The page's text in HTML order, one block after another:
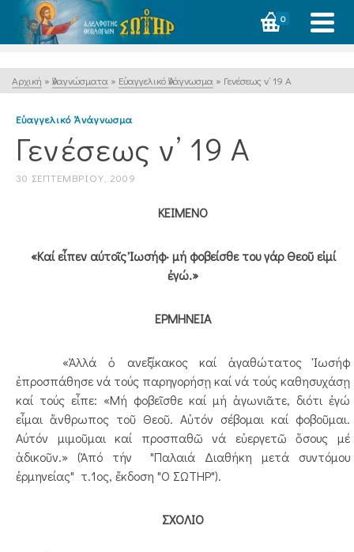
0
Αρχική » Ἀναγνώσματα » Εὐαγγελικό Ἀνάγνωσμα » Γενέσεως ν’ 19 Α
Εὐαγγελικό Ἀνάγνωσμα
Γενέσεως ν’ 19 Α
30 ΣΕΠΤΕΜΒΡΊΟΥ, 2009
ΚΕΙΜΕΝΟ
«Καί εἶπεν αύτοῖς Ἰωσήφ· μή φοβείσθε του γάρ Θεοῦ εἰμί
ἐγώ.»
ΕΡΜΗΝΕΙΑ
«Ἀλλά ὁ ανεξίκακος καί ἀγαθώτατος Ἰωσήφ
ἐπροσπάθησε νά τούς παρηγορήσῃ καί νά τούς καθησυχάσῃ
καί τούς εἶπε: «Μή φοβεῖσθε καί μή ἀγωνιᾶτε, διότι ἐγώ
εἶμαι ἄνθρωπος τοῦ Θεοῦ. Αὐτόν σέβομαι καί φοβοῦμαι.
Αύτόν μιμοῦμαι καί προσπαθῶ νά εὐεργετῶ ὅσους μέ
ἀδικοῦν.» (Ἀπό τήν "Παλαιά Διαθήκη μετά συντόμου
ἑρμηνείας" τ.1ος, ἔκδοση "Ο ΣΩΤΗΡ").
ΣΧΟΛΙΟ